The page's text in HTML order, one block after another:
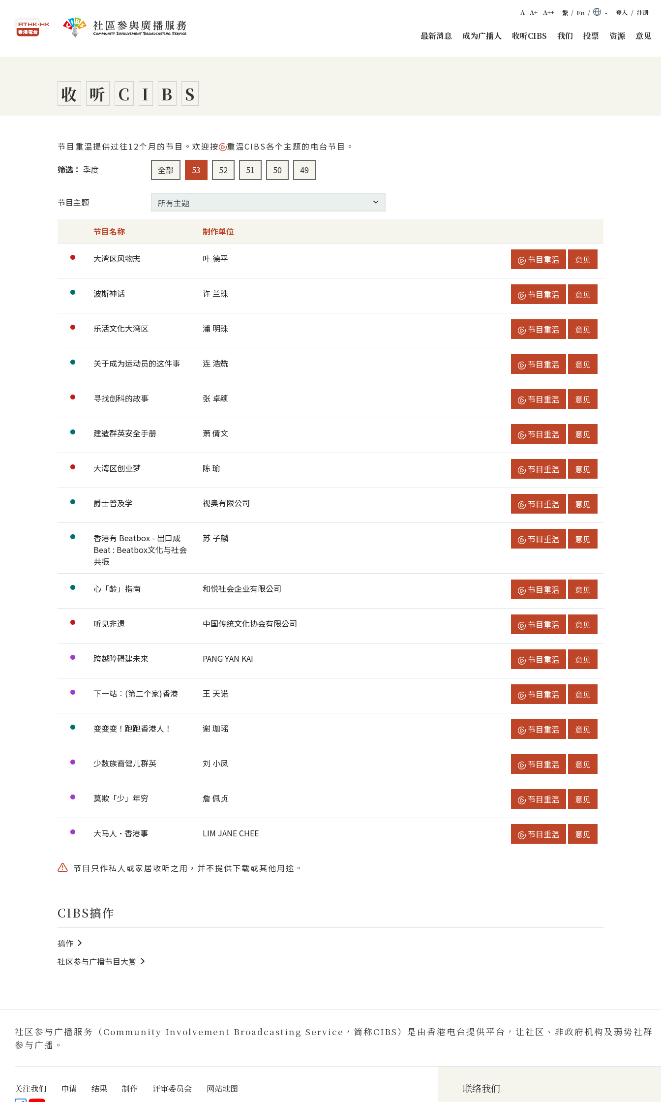
香港电台首页社区参与广播服务首页
字型变为一般
A 字型变为中
A+ 字型变为大
A++ 语言变为繁体中文
繁 / Change language to
En / 点击开启登入表
登入 / 注册
最新消息 成为广播人 收听CIBS 我们 投票 资源 意见
收 听 C I B S
节目重温提供过往12个月的节目。欢迎按
重温CIBS各个主题的电台节目。
筛选： 季度 选择全部季度
全部 选择第53季
53 选择第52季
52 选择第51季
51 选择第50季
50 选择第49季
49
节目主题
节目详细控制
节目名称 制作单位
●
展开节目详细
大湾区风物志 叶 德平 节目重温
节目重温 节目意见
意见
●
展开节目详细
波斯神话 许 兰珠 节目重温
节目重温 节目意见
意见
●
展开节目详细
乐活文化大湾区 潘 明珠 节目重温
节目重温 节目意见
意见
●
展开节目详细
关于成为运动员的这件事 连 浩兟 节目重温
节目重温 节目意见
意见
●
展开节目详细
寻找创科的故事 张 卓颖 节目重温
节目重温 节目意见
意见
●
展开节目详细
建造群英安全手册 萧 倩文 节目重温
节目重温 节目意见
意见
●
展开节目详细
大湾区创业梦 陈 瑜 节目重温
节目重温 节目意见
意见
●
展开节目详细
爵士普及学 视奥有限公司 节目重温
节目重温 节目意见
意见
●
展开节目详细
香港有 Beatbox - 出口成
Beat : Beatbox文化与社会
共振
苏 子麟 节目重温
节目重温 节目意见
意见
●
展开节目详细
心「龄」指南 和悦社会企业有限公司 节目重温
节目重温 节目意见
意见
●
展开节目详细
听见非遗 中国传统文化协会有限公司 节目重温
节目重温 节目意见
意见
●
展开节目详细
跨越障碍建未来 PANG YAN KAI 节目重温
节目重温 节目意见
意见
●
展开节目详细
下一站∶(第二个家)香港 王 天诺 节目重温
节目重温 节目意见
意见
●
展开节目详细
变变变！跑跑香港人！ 谢 珈瑶 节目重温
节目重温 节目意见
意见
●
展开节目详细
少数族裔健儿群英 刘 小凤 节目重温
节目重温 节目意见
意见
●
展开节目详细
莫欺「少」年穷 詹 佩贞 节目重温
节目重温 节目意见
意见
●
展开节目详细
大马人·香港事 LIM JANE CHEE 节目重温
节目重温 节目意见
意见
节目只作私人或家居收听之用，并不提供下载或其他用途。
CIBS搞作
搞作
社区参与广播节目大赏
社区参与广播服务（Community Involvement Broadcasting Service，简称CIBS）是由香港电台提供平台，让社区、非政府机构及弱势社群
参与广播。
关注我们
申请 结果 制作 评审委员会 网站地图 联络我们